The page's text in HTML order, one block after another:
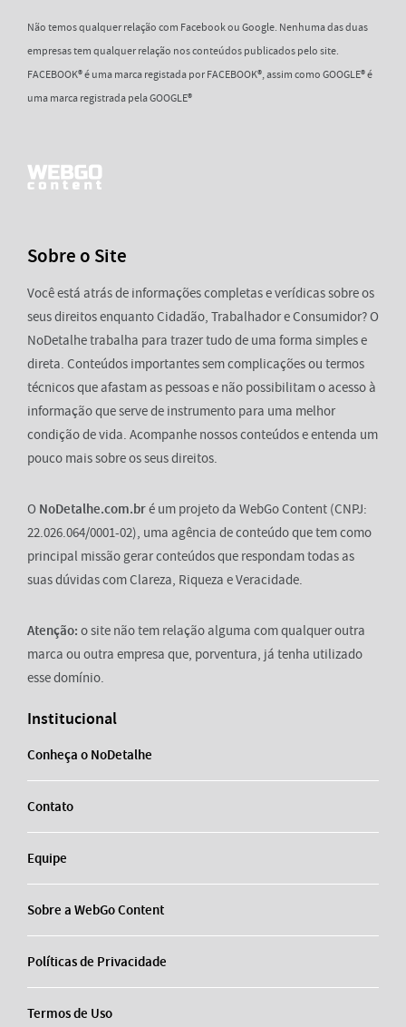
Não temos qualquer relação com Facebook ou Google. Nenhuma das duas
empresas tem qualquer relação nos conteúdos publicados pelo site.
FACEBOOK® é uma marca registada por FACEBOOK®, assim como GOOGLE® é
uma marca registrada pela GOOGLE®
Sobre o Site
Você está atrás de informações completas e verídicas sobre os
seus direitos enquanto Cidadão, Trabalhador e Consumidor? O
NoDetalhe trabalha para trazer tudo de uma forma simples e
direta. Conteúdos importantes sem complicações ou termos
técnicos que afastam as pessoas e não possibilitam o acesso à
informação que serve de instrumento para uma melhor
condição de vida. Acompanhe nossos conteúdos e entenda um
pouco mais sobre os seus direitos.
O NoDetalhe.com.bré um projeto da WebGo Content (CNPJ:
22.026.064/0001-02), uma agência de conteúdo que tem como
principal missão gerar conteúdos que respondam todas as
suas dúvidas com Clareza, Riqueza e Veracidade.
Atenção: o site não tem relação alguma com qualquer outra
marca ou outra empresa que, porventura, já tenha utilizado
esse domínio.
Institucional
Conheça o NoDetalhe
Contato
Equipe
Sobre a WebGo Content
Políticas de Privacidade
Termos de Uso